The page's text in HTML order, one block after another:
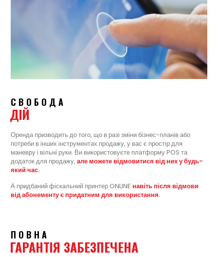
СВОБОДА
ДІЙ
Оренда призводить до того, що в разі зміни бізнес-планів або
потреби в інших інструментах продажу, у вас є простір для
маневру і вільні руки. Ви використовуєте платформу POS та
додаток для продажу,але можете відмовитися від них у будь-
який час.
А придбаний фіскальний принтер ONLINE навіть після відмови
від абонементу є придатним для використання.
ПОВНА
ГАРАНТІЯ ЗАБЕЗПЕЧЕНА